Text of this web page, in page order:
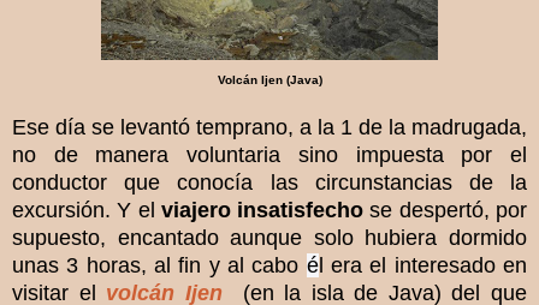
Volcán Ijen (Java)
Ese día se levantó temprano, a la 1 de la madrugada,
no de manera voluntaria sino impuesta por el
conductor que conocía las circunstancias de la
excursión.Y el viajero insatisfecho se despertó, por
supuesto, encantado aunque solo hubiera dormido
unas 3 horas, al fin y al cabo él era el interesado en
visitar el volcán Ijen(en la isla de Java) del que